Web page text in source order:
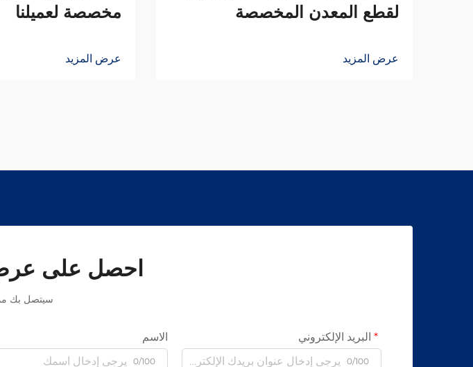
لقطع المعدن المخصصة
عرض المزيد
مخصصة لعميلنا
عرض المزيد
احصل على
سيتصل بك
البريد الإلكتروني
0/100
الاسم
0/100